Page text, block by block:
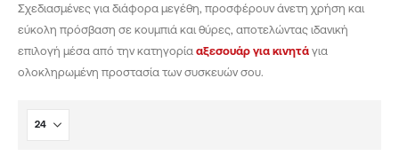
Σχεδιασμένες για διάφορα μεγέθη, προσφέρουν άνετη χρήση και
εύκολη πρόσβαση σε κουμπιά και θύρες, αποτελώντας ιδανική
επιλογή μέσα από την κατηγορία αξεσουάρ για κινητά για
ολοκληρωμένη προστασία των συσκευών σου.